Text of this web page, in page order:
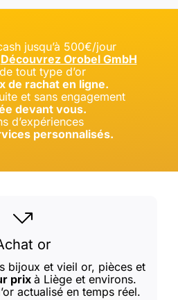
jusqu’à 500€/jour
Découvrez Orobel GmbH
tout type d’or
de rachat en ligne.
et sans engagement
devant vous.
d’expériences
personnalisés.
or
bijoux et vieil or, pièces et
prix à Liège et environs.
actualisé en temps réel.